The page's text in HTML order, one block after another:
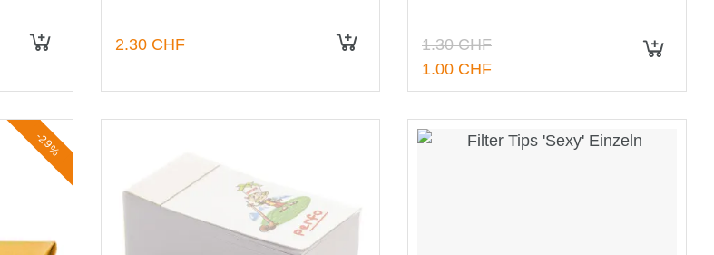
2.30 CHF
1.30 CHF
1.00 CHF
-29%